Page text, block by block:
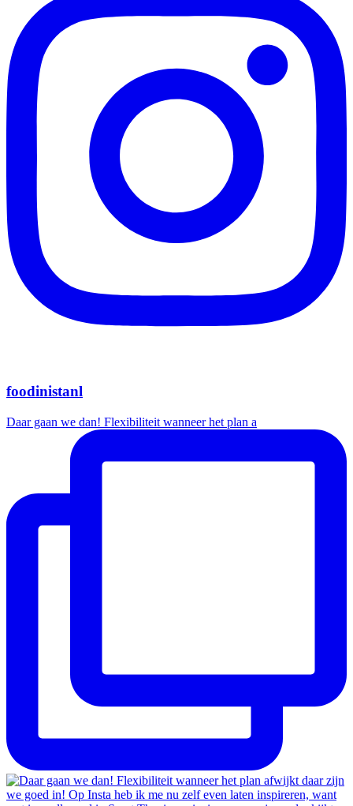
foodinistanl
Daar gaan we dan! Flexibiliteit wanneer het plan a